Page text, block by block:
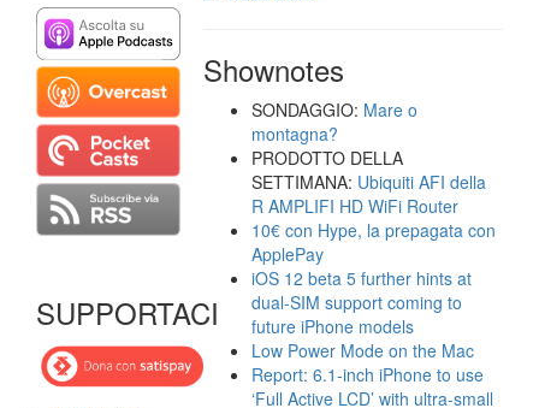
SUPPORTACI
Shownotes
SONDAGGIO: Mare o
montagna?
PRODOTTO DELLA
SETTIMANA: Ubiquiti AFI della
R AMPLIFI HD WiFi Router
10€ con Hype, la prepagata con
ApplePay
iOS 12 beta 5 further hints at
dual-SIM support coming to
future iPhone models
Low Power Mode on the Mac
Report: 6.1-inch iPhone to use
‘Full Active LCD’ with ultra-small